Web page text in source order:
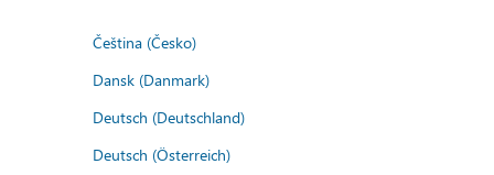
Čeština (Česko)
Dansk (Danmark)
Deutsch (Deutschland)
Deutsch (Österreich)